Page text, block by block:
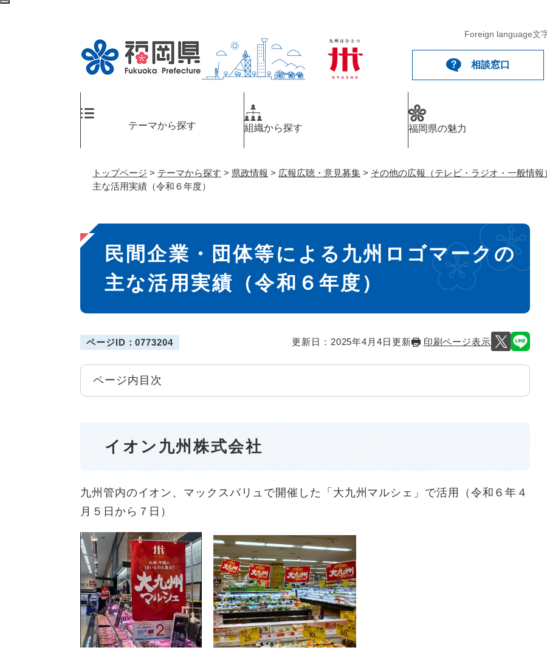
ペ
Foreign language文
相談窓口
テーマから探す 組織から探す 福岡県の魅力
トップページ > テーマから探す > 県政情報 > 広報広聴・意見募集 > その他の広報（テレビ・ラジオ・一般情報
主な活用実績（令和６年度）
本
文
民間企業・団体等による九州ロゴマークの
主な活用実績（令和６年度）
ページID：0773204 更新日：2025年4月4日更新 印刷ページ表示
ページ内目次
イオン九州株式会社
九州管内のイオン、マックスバリュで開催した「大九州マルシェ」で活用（令和６年４
月５日から７日）